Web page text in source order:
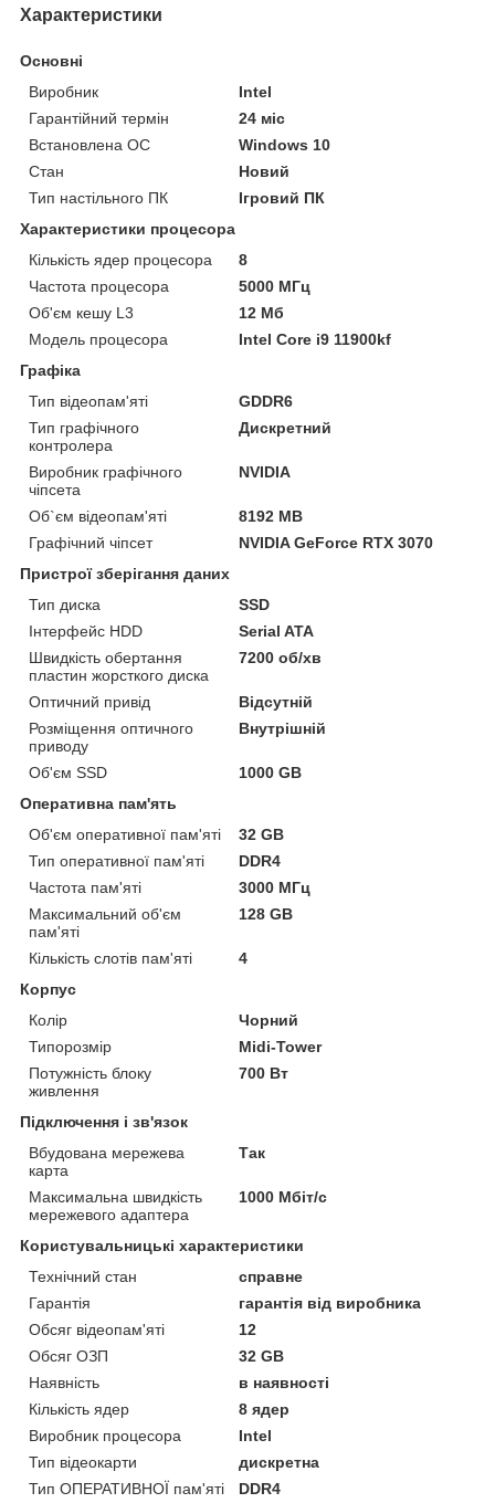
Характеристики
Основні
Виробник
Intel
Гарантійний термін
24 міс
Встановлена ОС
Windows 10
Стан
Новий
Тип настільного ПК
Ігровий ПК
Характеристики процесора
Кількість ядер процесора
8
Частота процесора
5000 МГц
Об'єм кешу L3
12 Мб
Модель процесора
Intel Core i9 11900kf
Графіка
Тип відеопам'яті
GDDR6
Тип графічного
контролера
Дискретний
Виробник графічного
чіпсета
NVIDIA
Об`єм відеопам'яті
8192 MB
Графічний чіпсет
NVIDIA GeForce RTX 3070
Пристрої зберігання даних
Тип диска
SSD
Інтерфейс HDD
Serial ATA
Швидкість обертання
пластин жорсткого диска
7200 об/хв
Оптичний привід
Відсутній
Розміщення оптичного
приводу
Внутрішній
Об'єм SSD
1000 GB
Оперативна пам'ять
Об'єм оперативної пам'яті
32 GB
Тип оперативної пам'яті
DDR4
Частота пам'яті
3000 МГц
Максимальний об'єм
пам'яті
128 GB
Кількість слотів пам'яті
4
Корпус
Колір
Чорний
Типорозмір
Midi-Tower
Потужність блоку
живлення
700 Вт
Підключення і зв'язок
Вбудована мережева
карта
Так
Максимальна швидкість
мережевого адаптера
1000 Мбіт/с
Користувальницькі характеристики
Технічний стан
справне
Гарантія
гарантія від виробника
Обсяг відеопам'яті
12
Обсяг ОЗП
32 GB
Наявність
в наявності
Кількість ядер
8 ядер
Виробник процесора
Intel
Тип відеокарти
дискретна
Тип ОПЕРАТИВНОЇ пам'яті
DDR4